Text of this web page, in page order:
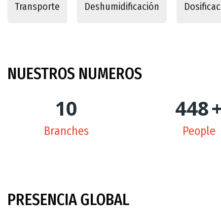
Transporte Deshumidificación
NUESTROS NUMEROS
10
Branches
450+
People
PRESENCIA GLOBAL